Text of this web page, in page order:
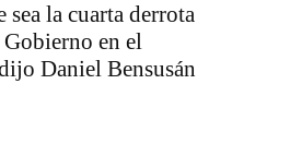
sea la cuarta derrota
en el
Daniel Bensusán